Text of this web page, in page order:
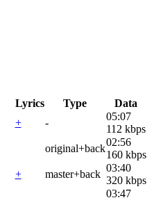
Lyrics Type
Data
+ -
05:07
112 kbps
original+back
02:56
160 kbps
+ master+back
03:40
320 kbps
03:47